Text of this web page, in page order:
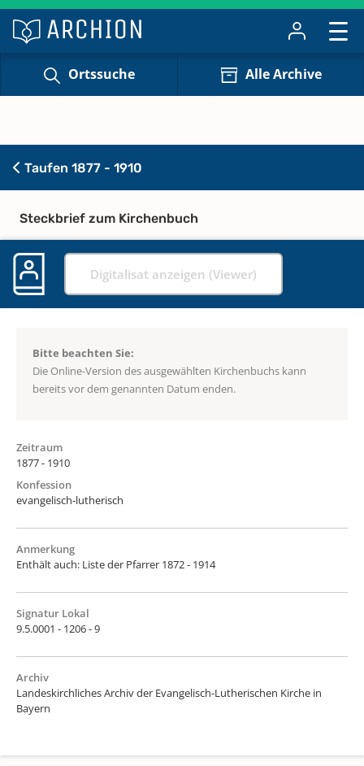
Ortssuche Alle Archive
Taufen 1877 - 1910
Steckbrief zum Kirchenbuch
Digitalisat anzeigen (Viewer)
Bitte beachten Sie:
Die Online-Version des ausgewählten Kirchenbuchs kann
bereits vor dem genannten Datum enden.
Zeitraum
1877 - 1910
Konfession
evangelisch-lutherisch
Anmerkung
Enthält auch: Liste der Pfarrer 1872 - 1914
Signatur Lokal
9.5.0001 - 1206 - 9
Archiv
Landeskirchliches Archiv der Evangelisch-Lutherischen Kirche in
Bayern